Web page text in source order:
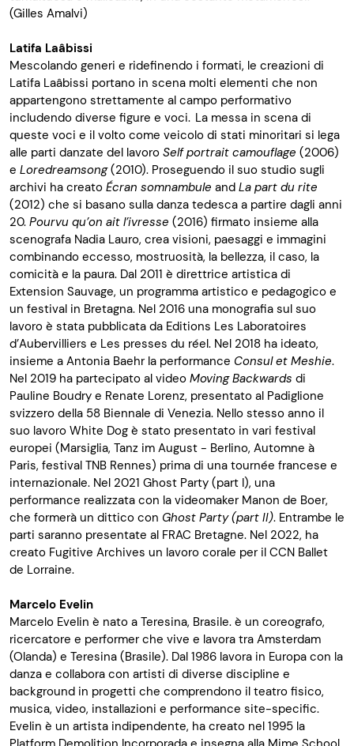
(Gilles Amalvi)
Latifa Laâbissi
Mescolando generi e ridefinendo i formati, le creazioni di
Latifa Laâbissi portano in scena molti elementi che non
appartengono strettamente al campo performativo
includendo diverse figure e voci. La messa in scena di
queste voci e il volto come veicolo di stati minoritari si lega
alle parti danzate del lavoro Selfportrait camouflage (2006)
e Loredreamsong (2010). Proseguendo il suo studio sugli
archivi ha creato Écran somnambule and La part du rite
(2012) che si basano sulla danza tedesca a partire dagli anni
20. Pourvu qu’on ait l’ivresse (2016) firmato insieme alla
scenografa Nadia Lauro, crea visioni, paesaggi e immagini
combinando eccesso, mostruosità, la bellezza, il caso, la
comicità e la paura. Dal 2011 è direttrice artistica di
Extension Sauvage, un programma artistico e pedagogico e
un festival in Bretagna. Nel 2016 una monografia sul suo
lavoro è stata pubblicata da Editions Les Laboratoires
d’Aubervilliers e Les presses du réel. Nel 2018 ha ideato,
insieme a Antonia Baehr la performance Consulet Meshie.
Nel 2019 ha partecipato al video Moving Backwards di
Pauline Boudry e Renate Lorenz, presentato al Padiglione
svizzero della 58 Biennale di Venezia. Nello stesso anno il
suo lavoro White Dog è stato presentato in vari festival
europei (Marsiglia, Tanz im August - Berlino, Automne à
Paris, festival TNB Rennes) prima di una tournée francese e
internazionale. Nel 2021 Ghost Party (part I), una
performance realizzata con la videomaker Manon de Boer,
che formerà un dittico con Ghost Party (part II). Entrambe le
parti saranno presentate al FRAC Bretagne. Nel 2022, ha
creato Fugitive Archives un lavoro corale per il CCN Ballet
de Lorraine.
Marcelo Evelin
Marcelo Evelin è nato a Teresina, Brasile. è un coreografo,
ricercatore e performer che vive e lavora tra Amsterdam
(Olanda) e Teresina (Brasile). Dal 1986 lavora in Europa con la
danza e collabora con artisti di diverse discipline e
background in progetti che comprendono il teatro fisico,
musica, video, installazioni e performance site-specific.
Evelin è un artista indipendente, ha creato nel 1995 la